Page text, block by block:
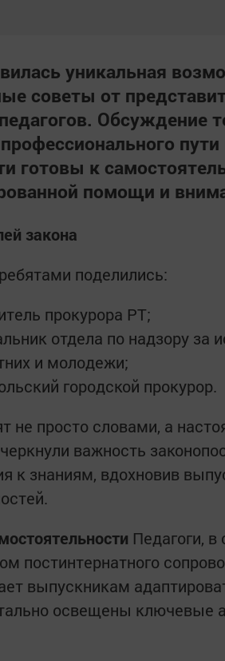
уникальная
советы от
Обсуждение
готовы к
помощи и
закона
поделились:
прокурора РТ;
отдела по надзору за
и молодежи;
городской прокурор.
не просто словами, а
важность
к знаниям, вдохновив
Педагоги,
постинтернатного
выпускникам
освещены ключевые